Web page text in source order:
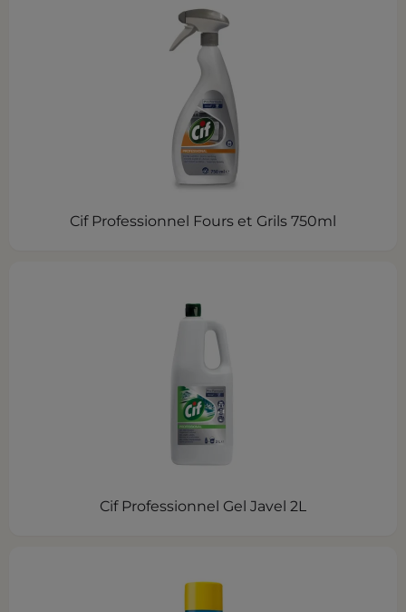
Cif Professionnel Fours et Grils 750ml
Cif Professionnel Gel Javel 2L